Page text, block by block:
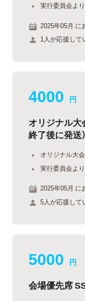
実行委員会よ
2025年05月 に
1人が応援して
4000 円
オリジナル大
終了後に発送）
オリジナル大
実行委員会よ
2025年05月 に
5人が応援して
5000 円
会場優先席